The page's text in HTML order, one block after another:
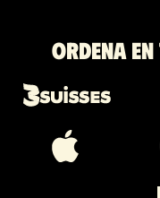
Ordena